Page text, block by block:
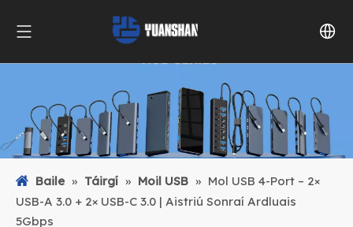
Baile » Táirgí » Moil USB » Mol USB 4-Port – 2×
USB-A 3.0 + 2× USB-C 3.0 | Aistriú Sonraí Ardluais
5Gbps